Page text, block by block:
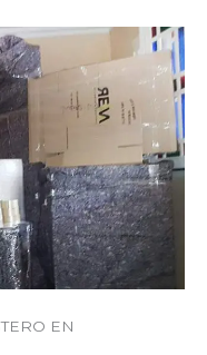
EN